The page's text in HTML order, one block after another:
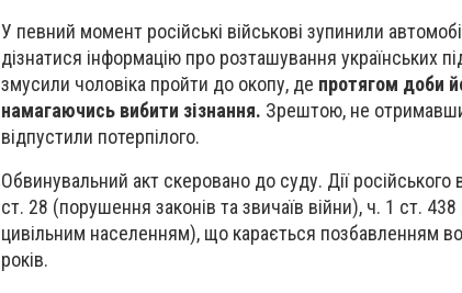
У певний момент російські військові зупинили
дізнатися інформацію про розташування українських
змусили чоловіка пройти до окопу, де протягом доби
намагаючись вибити зізнання. Зрештою, не
відпустили потерпілого.
Обвинувальний акт скеровано до суду. Дії російського
ст. 28 (порушення законів та звичаїв війни), ч. 1 ст.
цивільним населенням), що карається позбавленням
років.